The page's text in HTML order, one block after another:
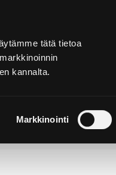
tätä tietoa
kannalta.
Markkinointi